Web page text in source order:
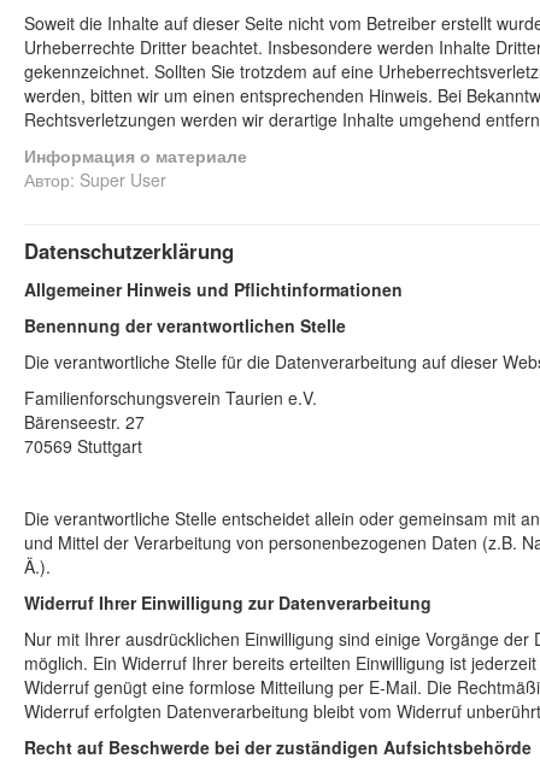
Soweit die Inhalte auf dieser Seite nicht vom Betreiber erstellt
Urheberrechte Dritter beachtet. Insbesondere werden Inhalte
gekennzeichnet. Sollten Sie trotzdem auf eine
werden, bitten wir um einen entsprechenden Hinweis. Bei
Rechtsverletzungen werden wir derartige Inhalte umgehend
Информация о материале
Автор: Super User
Datenschutzerklärung
Allgemeiner Hinweis und Pflichtinformationen
Benennung der verantwortlichen Stelle
Die verantwortliche Stelle für die Datenverarbeitung auf dieser
Familienforschungsverein Taurien e.V.
Bärenseestr. 27
70569 Stuttgart
Die verantwortliche Stelle entscheidet allein oder gemeinsam mit
und Mittel der Verarbeitung von personenbezogenen Daten (z.B.
Ä.).
Widerruf Ihrer Einwilligung zur Datenverarbeitung
Nur mit Ihrer ausdrücklichen Einwilligung sind einige Vorgänge der
möglich. Ein Widerruf Ihrer bereits erteilten Einwilligung ist
Widerruf genügt eine formlose Mitteilung per E-Mail. Die
Widerruf erfolgten Datenverarbeitung bleibt vom Widerruf
Recht auf Beschwerde bei der zuständigen Aufsichtsbehörde